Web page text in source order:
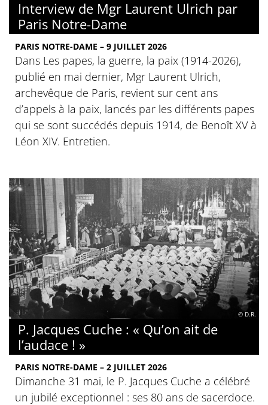
Interview de Mgr Laurent Ulrich par
Paris Notre-Dame
PARIS NOTRE-DAME – 9 JUILLET 2026
Dans Les papes, la guerre, la paix (1914-2026),
publié en mai dernier, Mgr Laurent Ulrich,
archevêque de Paris, revient sur cent ans
d’appels à la paix, lancés par les différents papes
qui se sont succédés depuis 1914, de Benoît XV à
Léon XIV. Entretien.
© D.R.
P. Jacques Cuche : « Qu’on ait de
l’audace ! »
PARIS NOTRE-DAME – 2 JUILLET 2026
Dimanche 31 mai, le P. Jacques Cuche a célébré
un jubilé exceptionnel : ses 80 ans de sacerdoce.